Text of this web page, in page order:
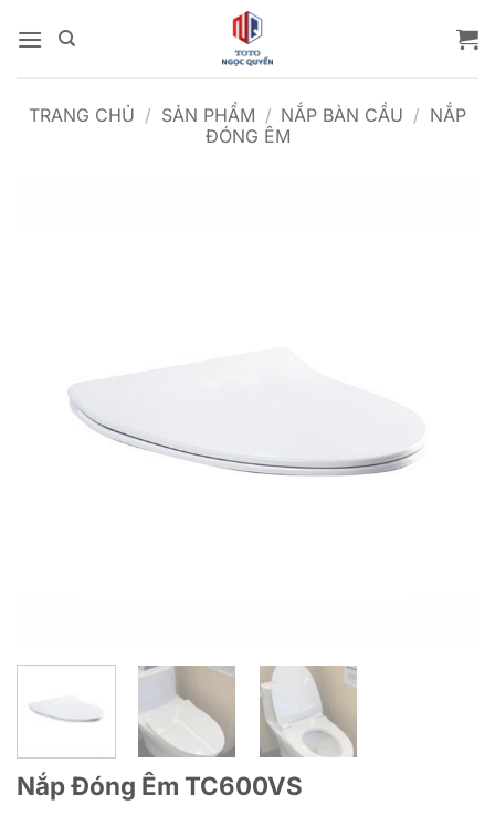
qua
TRANG CHỦ / SẢN PHẨM / NẮP BÀN CẦU / NẮP
ĐÓNG ÊM
Nắp Đóng Êm TC600VS